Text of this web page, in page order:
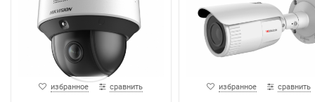
избранное сравнить избранное сравнить